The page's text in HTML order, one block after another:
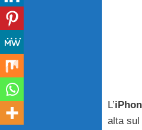
L’
alta sul